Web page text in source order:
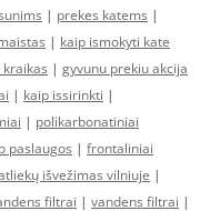
| prekes katems |
| kaip ismokyti kate
| gyvunu prekiu akcija
| kaip issirinkti |
| polikarbonatiniai
paslaugos | frontaliniai
išvežimas vilniuje |
filtrai | vandens filtrai |